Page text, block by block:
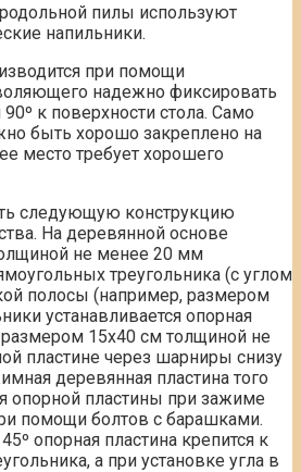
пилы используют
напильники.
при помощи
надежно фиксировать
к поверхности стола. Само
быть хорошо закреплено на
место требует хорошего
следующую конструкцию
На деревянной основе
не менее 20 мм
треугольника (с углом
полосы (например, размером
устанавливается опорная
размером 15х40 см толщиной не
пластине через шарниры снизу
деревянная пластина того
опорной пластины при зажиме
помощи болтов с барашками.
опорная пластина крепится к
а при установке угла в